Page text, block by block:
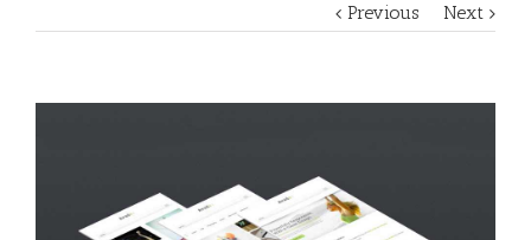
Previous Next